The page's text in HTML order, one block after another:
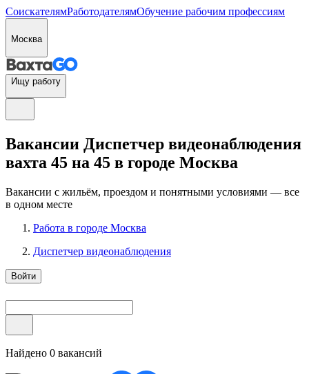
СоискателямРаботодателямОбучение рабочим профессиям
Москва
Ищу работу
Вакансии Диспетчер видеонаблюдения
вахта 45 на 45 в городе Москва
Вакансии с жильём, проездом и понятными условиями — все
в одном месте
Работа в городе Москва
Диспетчер видеонаблюдения
Войти
Найдено 0 вакансий